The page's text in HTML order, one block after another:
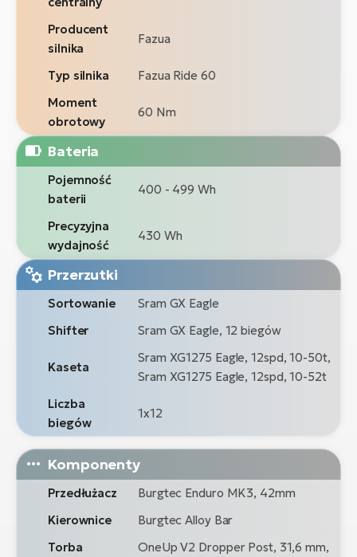
Producent
silnika
Fazua
Typ silnika
Fazua Ride 60
Moment
obrotowy
60 Nm
Bateria
Pojemność
baterii
400 - 499 Wh
Precyzyjna
wydajność
430 Wh
Przerzutki
Sortowanie
Sram GX Eagle
Shifter
Sram GX Eagle, 12 biegów
Kaseta
Sram XG1275 Eagle, 12spd, 10-50t,
Sram XG1275 Eagle, 12spd, 10-52t
Liczba
biegów
1x12
Komponenty
Przedłużacz
Burgtec Enduro MK3, 42mm
Kierownice
Burgtec Alloy Bar
Torba
OneUp V2 Dropper Post, 31,6 mm,